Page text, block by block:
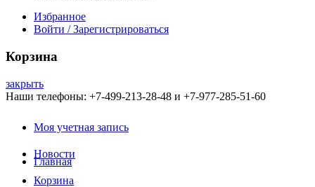
Избранное
Войти / Зарегистрироваться
Корзина
закрыть
Наши телефоны: +7-499-213-28-48 и +7-977-285-51-60
Моя учетная запись
Новости
Корзина
Главная